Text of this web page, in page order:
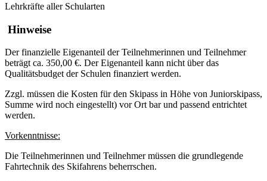
Lehrkräfte aller Schularten
Hinweise
Der finanzielle Eigenanteil der Teilnehmerinnen und Teilnehmer
beträgt ca. 350,00 €. Der Eigenanteil kann nicht über das
Qualitätsbudget der Schulen finanziert werden.
Zzgl. müssen die Kosten für den Skipass in Höhe von Juniorskipass,
Summe wird noch eingestellt) vor Ort bar und passend entrichtet
werden.
Vorkenntnisse:
Die Teilnehmerinnen und Teilnehmer müssen die grundlegende
Fahrtechnik des Skifahrens beherrschen.